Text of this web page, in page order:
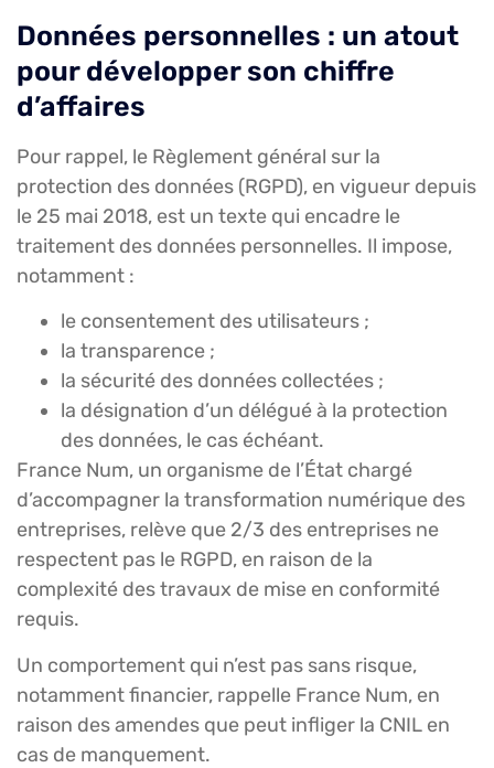
Données personnelles : un atout
pour développer son chiffre
d’affaires
Pour rappel, le Règlement général sur la
protection des données (RGPD), en vigueur depuis
le 25 mai 2018, est un texte qui encadre le
traitement des données personnelles. Il impose,
notamment :
le consentement des utilisateurs ;
la transparence ;
la sécurité des données collectées ;
la désignation d’un délégué à la protection
des données, le cas échéant.
France Num, un organisme de l’État chargé
d’accompagner la transformation numérique des
entreprises, relève que 2/3 des entreprises ne
respectent pas le RGPD, en raison de la
complexité des travaux de mise en conformité
requis.
Un comportement qui n’est pas sans risque,
notamment financier, rappelle France Num, en
raison des amendes que peut infliger la CNIL en
cas de manquement.